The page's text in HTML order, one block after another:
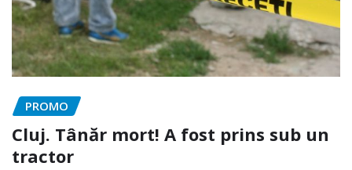
PROMO
Cluj. Tânăr mort! A fost prins sub un
tractor